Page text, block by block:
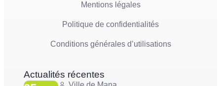
Mentions légales
Politique de confidentialités
Conditions générales d’utilisations
Actualités récentes